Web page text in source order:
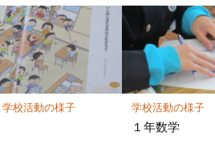
学校活動の様子 学校活動の様子
１年数学